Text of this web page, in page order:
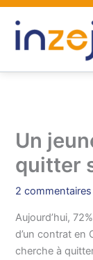
Aller
contenu
Un
quitter
2 commentaires
Aujourd’hui,
d’un contrat en
cherche à